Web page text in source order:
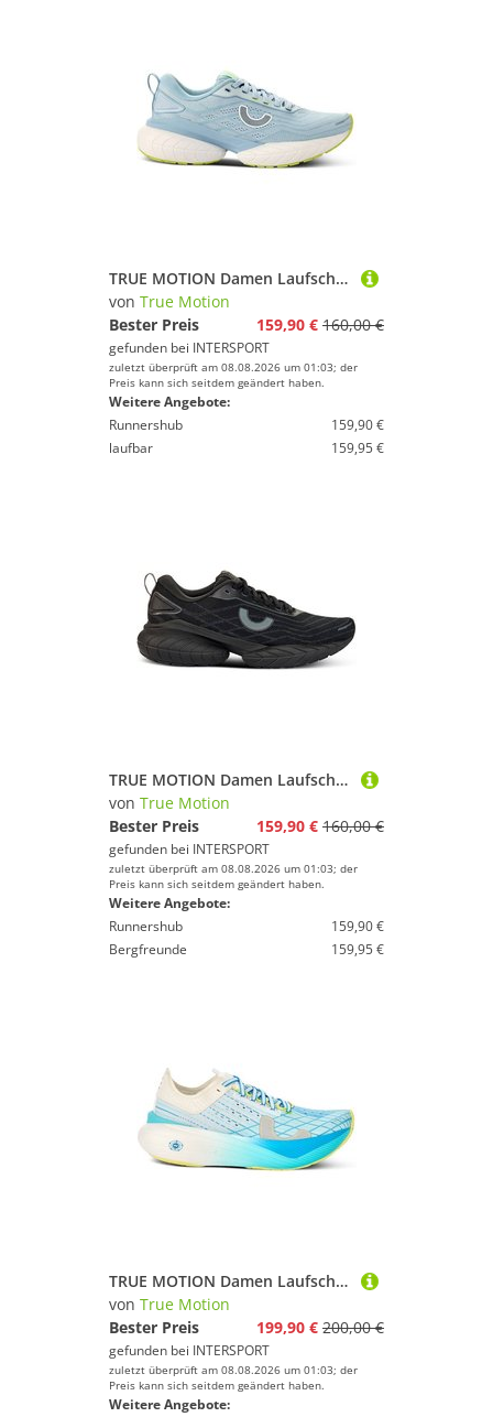
TRUE MOTION Damen Laufschuhe U-TECH Nevos 4
von True Motion
Bester Preis
159,90 € 160,00 €
gefunden bei INTERSPORT
zuletzt überprüft am 08.08.2026 um 01:03; der
Preis kann sich seitdem geändert haben.
Weitere Angebote:
Runnershub
159,90 €
laufbar
159,95 €
TRUE MOTION Damen Laufschuhe U-TECH Nevos 4
von True Motion
Bester Preis
159,90 € 160,00 €
gefunden bei INTERSPORT
zuletzt überprüft am 08.08.2026 um 01:03; der
Preis kann sich seitdem geändert haben.
Weitere Angebote:
Runnershub
159,90 €
Bergfreunde
159,95 €
TRUE MOTION Damen Laufschuhe U-TECH Solo 2
von True Motion
Bester Preis
199,90 € 200,00 €
gefunden bei INTERSPORT
zuletzt überprüft am 08.08.2026 um 01:03; der
Preis kann sich seitdem geändert haben.
Weitere Angebote: